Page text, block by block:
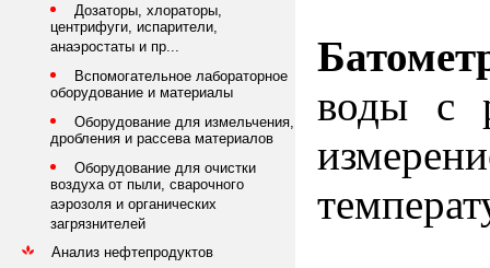
Дозаторы, хлораторы,
центрифуги, испарители,
анаэростаты и пр...
Вспомогательное лабораторное
оборудование и материалы
Оборудование для измельчения,
дробления и рассева материалов
Оборудование для очистки
воздуха от пыли, сварочного
аэрозоля и органических
загрязнителей
Анализ нефтепродуктов
воды с